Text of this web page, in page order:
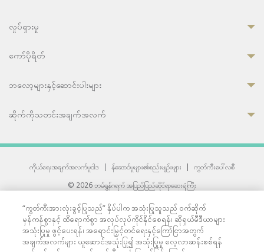
လှုပ်ရှားမှု
ကော်ပိုရိတ်
ဘလော့များနှင့်ဆောင်းပါးများ
ဆိုက်ကိုသတင်းအချက်အလက်
ကိုယ်ရေးအချက်အလက်မူဝါဒ | န်ဆောင်မှုများ၏စည်းမျဉ်းများ |
ကွတ်ကီးပေါ်လစီ
© 2026 ဘမ်ရွန်ဂရက် အပြည်ပြည်ဆိုင်ရာဆေးရုံကြီး
33 Sukhumvit 3, Wattana, Bangkok 10110 Thailand.
All rights reserved.
“ကွတ်ကီးအားလုံးခွင့်ပြုသည်” နှိပ်ပါက အသုံးပြုသူသည် ဝက်ဆိုက်
မှန်ကန်စွာနှင့် ထိရောက်စွာ အလုပ်လုပ်ကိုင်နိုင်စေရန်၊ ဆိုရှယ်မီဒီယာများ
အသုံးပြုမှု ဖွင့်ပေးရန်၊ အရောင်းမြှင့်တင်ရေးနှင့်ကြော်ငြာအတွက်
အချက်အလက်များ ယူဆောင်အသုံးပြု၍ အသုံးပြုမှု လေ့လာဆန်းစစ်ရန်